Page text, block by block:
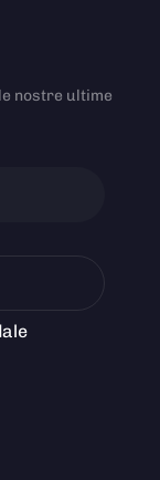
nostre ultime